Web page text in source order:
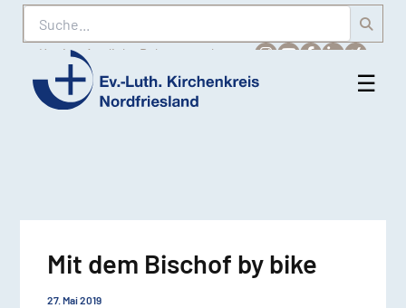
Suche
Karriere Amtliche Bekanntmachungen
Ev.-
☰
Mit dem Bischof by bike
27. Mai 2019